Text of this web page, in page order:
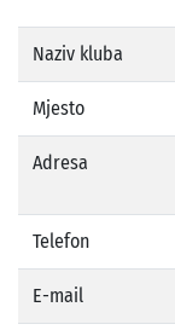
Naziv kluba
Mjesto
Adresa
Telefon
E-mail